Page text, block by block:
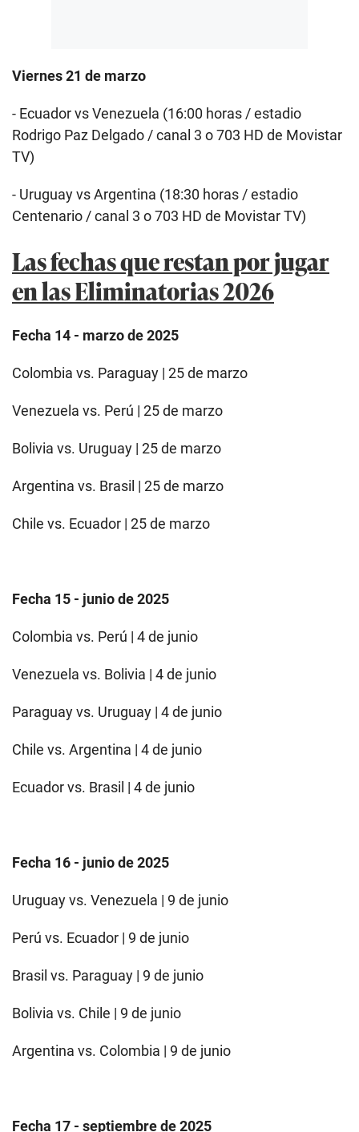
Viernes 21 de marzo
- Ecuador vs Venezuela (16:00 horas / estadio
Rodrigo Paz Delgado / canal 3 o 703 HD de Movistar
TV)
- Uruguay vs Argentina (18:30 horas / estadio
Centenario / canal 3 o 703 HD de Movistar TV)
Las fechas que restan por jugar
en las Eliminatorias 2026
Fecha 14 - marzo de 2025
Colombia vs. Paraguay | 25 de marzo
Venezuela vs. Perú | 25 de marzo
Bolivia vs. Uruguay | 25 de marzo
Argentina vs. Brasil | 25 de marzo
Chile vs. Ecuador | 25 de marzo
Fecha 15 - junio de 2025
Colombia vs. Perú | 4 de junio
Venezuela vs. Bolivia | 4 de junio
Paraguay vs. Uruguay | 4 de junio
Chile vs. Argentina | 4 de junio
Ecuador vs. Brasil | 4 de junio
Fecha 16 - junio de 2025
Uruguay vs. Venezuela | 9 de junio
Perú vs. Ecuador | 9 de junio
Brasil vs. Paraguay | 9 de junio
Bolivia vs. Chile | 9 de junio
Argentina vs. Colombia | 9 de junio
Fecha 17 - septiembre de 2025